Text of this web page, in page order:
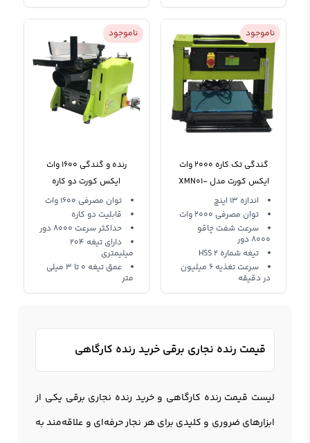
ناموجود
گندگی تک کاره 2000 وات
ایکس کورت مدل XMN01-
330
اندازه 13 اینچ
توان مصرفی 2000 وات
سرعت شفت چاقو
8000 دور
تیغه شماره 2 HSS
سرعت تغذیه 6 میلیون
در دقیقه
ناموجود
رنده و گندگی 1600 وات
ایکس کورت دو کاره
XMD01-210
توان مصرفی 1600 وات
قابلیت دو کاره
حداکثر سرعت 8000 دور
دارای تیغه 204
میلیمتری
عمق تیغه 0 تا 3 میلی
متر
قیمت رنده نجاری برقی خرید رنده کارگاهی
لیست قیمت رنده کارگاهی و خرید رنده نجاری برقی یکی از
ابزارهای ضروری و کلیدی برای هر نجار حرفه‌ای و علاقه‌مند به